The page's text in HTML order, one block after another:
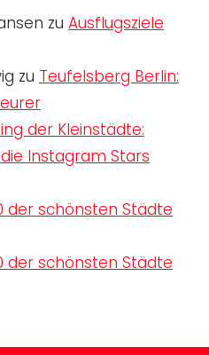
zu Ausflugsziele
zu Teufelsberg Berlin:
der Kleinstädte:
Instagram Stars
der schönsten Städte
der schönsten Städte